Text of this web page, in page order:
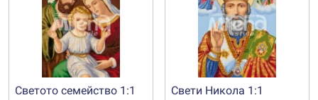
Светото семейство 1:1 Свети Никола 1:1